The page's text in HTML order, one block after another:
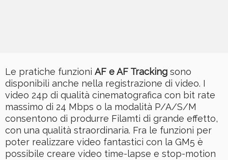
Le pratiche funzioni AF e AF Tracking sono
disponibili anche nella registrazione di video. I
video 24p di qualità cinematografica con bit rate
massimo di 24 Mbps o la modalità P/A/S/M
consentono di produrre Filamti di grande effetto,
con una qualità straordinaria. Fra le funzioni per
poter realizzare video fantastici con la GM5 è
possibile creare video time-lapse e stop-motion